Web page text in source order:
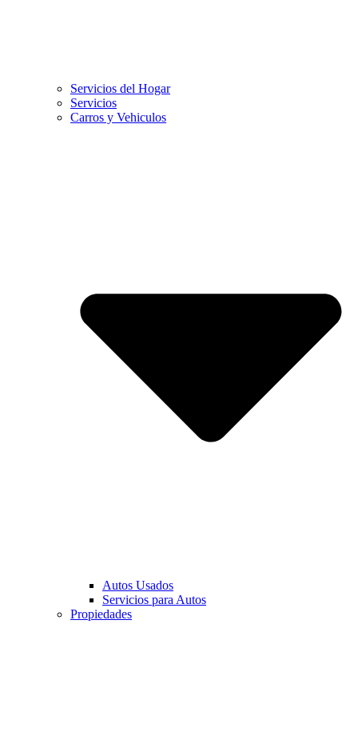
Servicios del Hogar
Servicios
Carros y Vehiculos
Autos Usados
Servicios para Autos
Propiedades